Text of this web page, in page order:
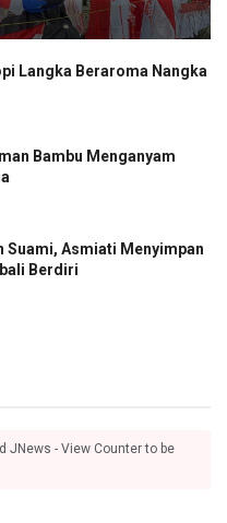
Langka Beraroma Nangka
Bambu Menganyam
Suami, Asmiati Menyimpan
Berdiri
JNews - View Counter to be